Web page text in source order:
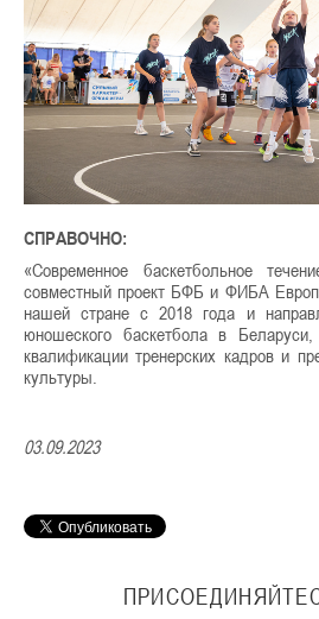
СПРАВОЧНО:
«Современное баскетбольное
совместный проект БФБ и ФИБА
нашей стране с 2018 года и
юношеского баскетбола в
квалификации тренерских кадров и
культуры.
03.09.2023